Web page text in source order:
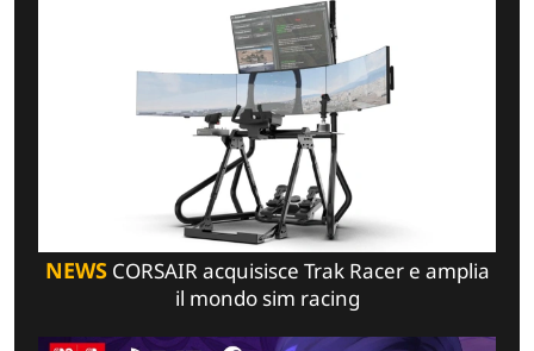
NEWSCORSAIR acquisisce Trak Racer e amplia
il mondo sim racing